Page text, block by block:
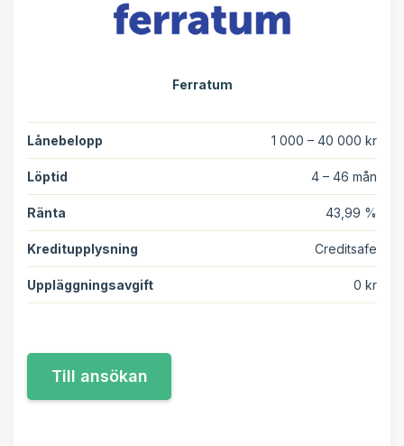
Ferratum
Lånebelopp 1 000 – 40 000 kr
Löptid 4 – 46 mån
Ränta 43,99 %
Kreditupplysning Creditsafe
Uppläggningsavgift 0 kr